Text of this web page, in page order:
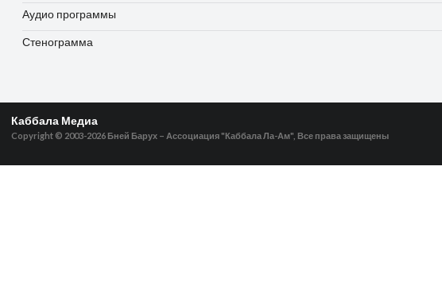
Аудио программы
Стенограмма
Каббала Медиа
Copyright © 2003-2026 Бней Барух – Ассоциация "Каббала Ла-Ам", Все права защищены